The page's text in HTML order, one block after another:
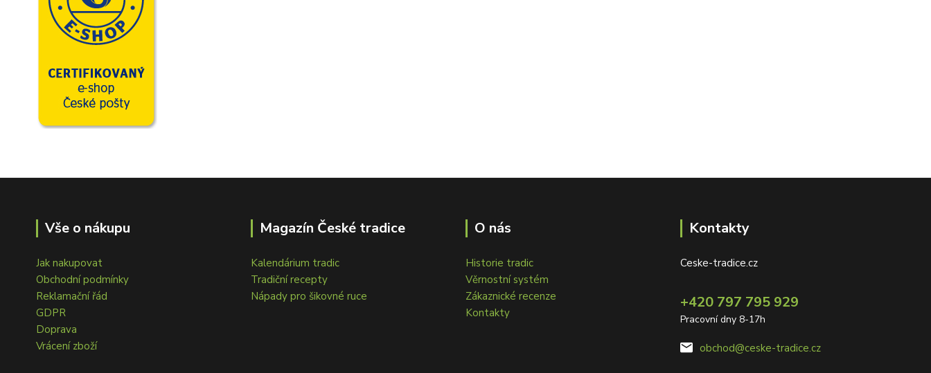
Vše o nákupu
Jak nakupovat
Obchodní podmínky
Reklamační řád
GDPR
Doprava
Vrácení zboží
Magazín České tradice
Kalendárium tradic
Tradiční recepty
Nápady pro šikovné ruce
O nás
Historie tradic
Věrnostní systém
Zákaznické recenze
Kontakty
Kontakty
Ceske-tradice.cz
+420 797 795 929
Pracovní dny 8-17h
obchod@ceske-tradice.cz